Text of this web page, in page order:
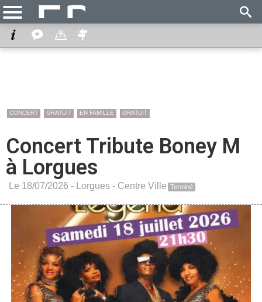
CONCERT GRATUIT EN FAMILLE GRATUIT
Concert Tribute Boney M
à Lorgues
Le 18/07/2026 - Lorgues - Centre Ville Terminé